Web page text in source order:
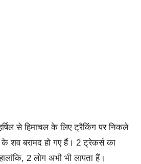
से हिमाचल के लिए ट्रैकिंग पर निकले
शव बरामद हो गए हैं। 2 ट्रेकर्स का
2 लोग अभी भी लापता हैं।